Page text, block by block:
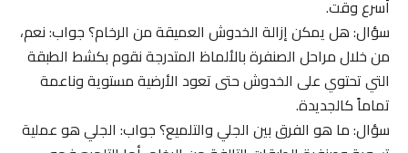
أسرع وقت.
سؤال: هل يمكن إزالة الخدوش العميقة من الرخام؟ جواب: نعم،
من خلال مراحل الصنفرة بالألماظ المتدرجة نقوم بكشط الطبقة
التي تحتوي على الخدوش حتى تعود الأرضية مستوية وناعمة
تماماً كالجديدة.
سؤال: ما هو الفرق بين الجلي والتلميع؟ جواب: الجلي هو عملية